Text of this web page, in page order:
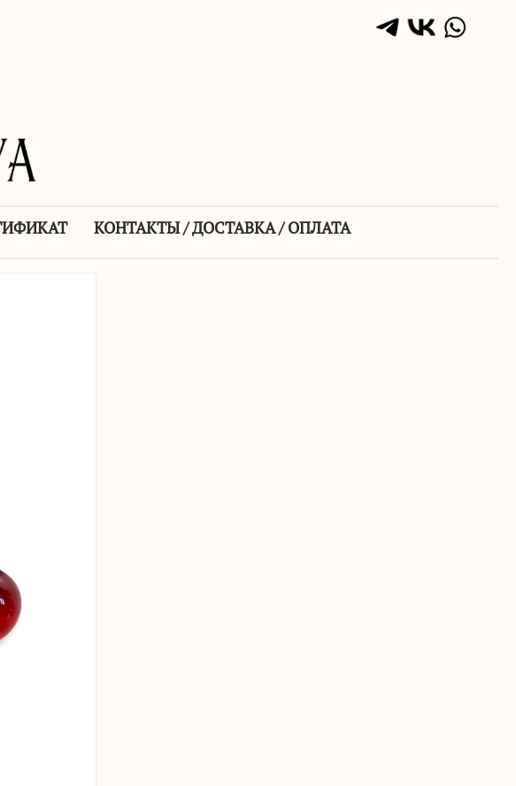
КОНТАКТЫ / ДОСТАВКА / ОПЛАТА